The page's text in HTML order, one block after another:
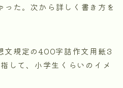
た。次から詳しく書き方を
文規定の400字詰作文用紙3
して、小学生くらいのイメ